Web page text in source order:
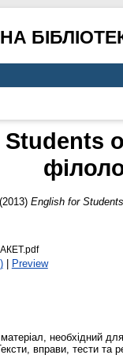
(2013) English for
| Preview
необхідний
вправи, тести